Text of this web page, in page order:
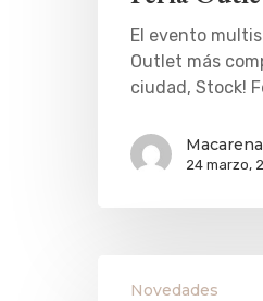
El evento
Outlet más
ciudad, Stock!
24 marzo,
Novedades